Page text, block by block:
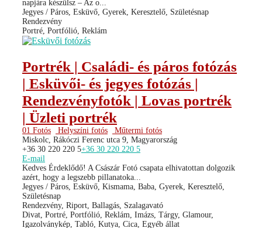
napjára készülsz – Az o...
Jegyes / Páros, Esküvő, Gyerek, Keresztelő, Születésnap
Rendezvény
Portré, Portfólió, Reklám
Portrék | Családi- és páros fotózás
| Esküvői- és jegyes fotózás |
Rendezvényfotók | Lovas portrék
| Üzleti portrék
01 Fotós Helyszíni fotós
Műtermi fotós
Miskolc, Rákóczi Ferenc utca 9, Magyarország
+36 30 220 220 5+36 30 220 220 5
E-mail
Kedves Érdeklődő! A Császár Fotó csapata elhivatottan dolgozik
azért, hogy a legszebb pillanatoka...
Jegyes / Páros, Esküvő, Kismama, Baba, Gyerek, Keresztelő,
Születésnap
Rendezvény, Riport, Ballagás, Szalagavató
Divat, Portré, Portfólió, Reklám, Imázs, Tárgy, Glamour,
Igazolványkép, Tabló, Kutya, Cica, Egyéb állat